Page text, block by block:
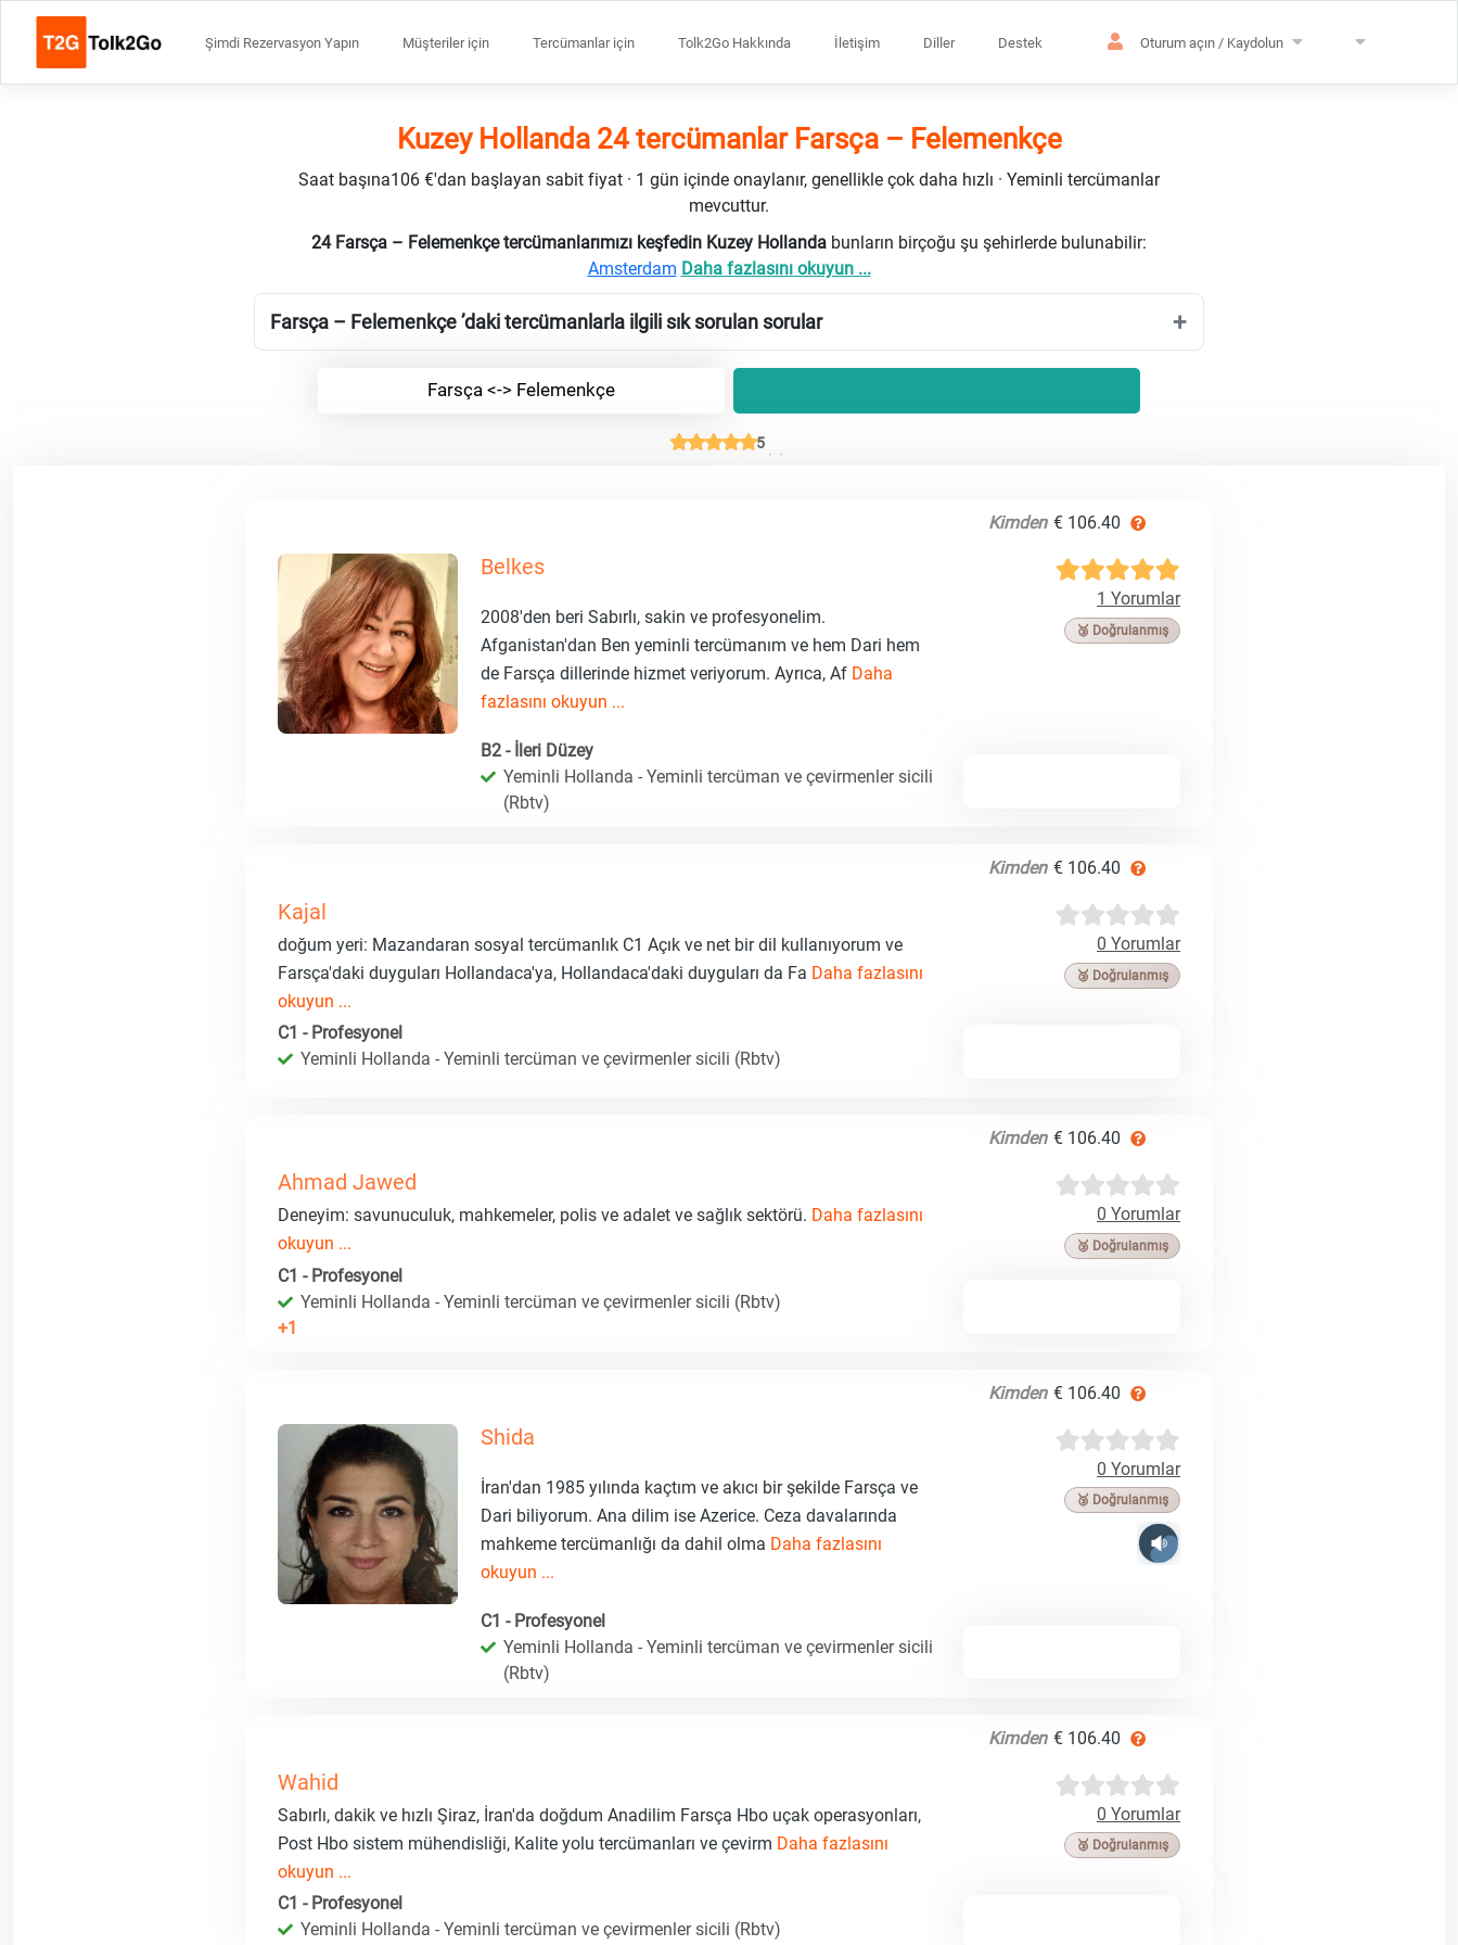
Şimdi Rezervasyon Yapın Müşteriler için Tercümanlar için Tolk2Go Hakkında İletişim Diller Destek Oturum açın / Kaydolun
Kuzey Hollanda 24 tercümanlar Farsça – Felemenkçe
Saat başına106 €'dan başlayan sabit fiyat · 1 gün içinde onaylanır, genellikle çok daha hızlı · Yeminli tercümanlar
mevcuttur.
24 Farsça – Felemenkçe tercümanlarımızı keşfedin Kuzey Hollanda bunların birçoğu şu şehirlerde bulunabilir:
Amsterdam Daha fazlasını okuyun ...
Farsça – Felemenkçe ’daki tercümanlarla ilgili sık sorulan sorular
Farsça <-> Felemenkçe
5
Kimden € 106.40
Belkes
1 Yorumlar
🥉 Doğrulanmış
2008'den beri Sabırlı, sakin ve profesyonelim.
Afganistan'dan Ben yeminli tercümanım ve hem Dari hem
de Farsça dillerinde hizmet veriyorum. Ayrıca, Af Daha
fazlasını okuyun ...
B2 - İleri Düzey
Yeminli Hollanda - Yeminli tercüman ve çevirmenler sicili
(Rbtv)
Kimden € 106.40
Kajal
0 Yorumlar
🥉 Doğrulanmış
doğum yeri: Mazandaran sosyal tercümanlık C1 Açık ve net bir dil kullanıyorum ve
Farsça'daki duyguları Hollandaca'ya, Hollandaca'daki duyguları da Fa Daha fazlasını
okuyun ...
C1 - Profesyonel
Yeminli Hollanda - Yeminli tercüman ve çevirmenler sicili (Rbtv)
Kimden € 106.40
Ahmad Jawed
0 Yorumlar
🥉 Doğrulanmış
Deneyim: savunuculuk, mahkemeler, polis ve adalet ve sağlık sektörü. Daha fazlasını
okuyun ...
C1 - Profesyonel
Yeminli Hollanda - Yeminli tercüman ve çevirmenler sicili (Rbtv)
+1
Kimden € 106.40
Shida
0 Yorumlar
🥉 Doğrulanmış
İran'dan 1985 yılında kaçtım ve akıcı bir şekilde Farsça ve
Dari biliyorum. Ana dilim ise Azerice. Ceza davalarında
mahkeme tercümanlığı da dahil olma Daha fazlasını
okuyun ...
C1 - Profesyonel
Yeminli Hollanda - Yeminli tercüman ve çevirmenler sicili
(Rbtv)
Kimden € 106.40
Wahid
0 Yorumlar
🥉 Doğrulanmış
Sabırlı, dakik ve hızlı Şiraz, İran'da doğdum Anadilim Farsça Hbo uçak operasyonları,
Post Hbo sistem mühendisliği, Kalite yolu tercümanları ve çevirm Daha fazlasını
okuyun ...
C1 - Profesyonel
Yeminli Hollanda - Yeminli tercüman ve çevirmenler sicili (Rbtv)